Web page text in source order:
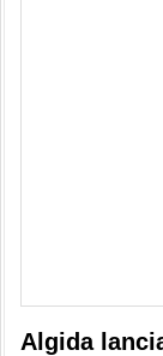
Algida